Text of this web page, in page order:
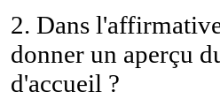
2. Dans
donner un aperçu
d'accueil ?